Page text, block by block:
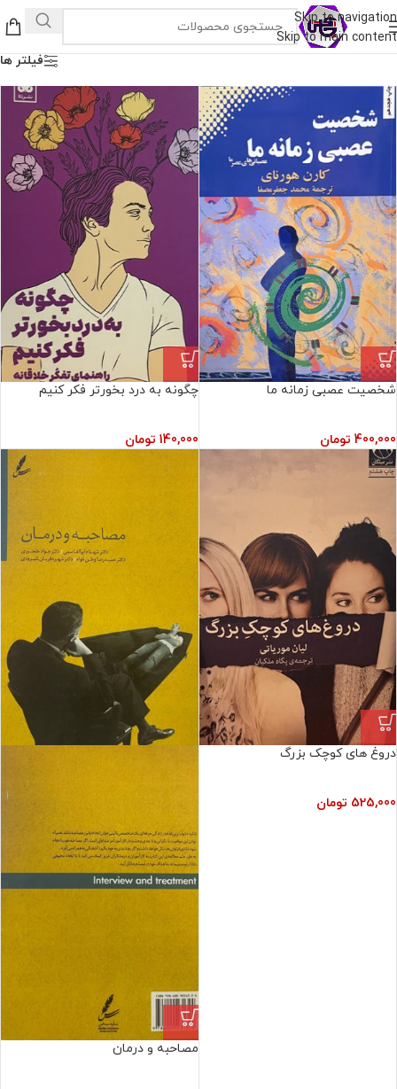
Skip to navigation
Skip to main content
فیلتر ها
شخصیت عصبی زمانه ما
400,000 تومان
چگونه به درد بخورتر فکر کنیم
140,000 تومان
دروغ های کوچک بزرگ
525,000 تومان
مصاحبه و درمان